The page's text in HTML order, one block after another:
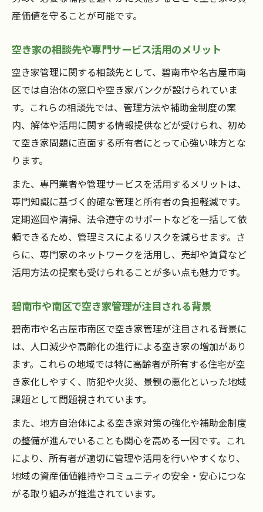
産価値を守ることが可能です。
空き家の相談先や専門サービス活用のメリット
空き家管理に関する相談先として、碧南市や名古屋市南
区では自治体の窓口や空き家バンクが設けられていま
す。これらの相談先では、管理方法や補助金制度の案
内、解体や活用に関する情報提供などが受けられ、初め
て空き家問題に直面する所有者にとって心強い味方とな
ります。
また、専門業者や管理サービスを活用するメリットは、
専門知識に基づく的確な管理と所有者の負担軽減です。
定期巡回や清掃、法令遵守のサポートなどを一括して依
頼できるため、管理ミスによるリスクを減らせます。さ
らに、専門家のネットワークを活用し、売却や賃貸など
活用方法の提案も受けられることが多い点も魅力です。
碧南市や南区で空き家管理が注目される背景
碧南市や名古屋市南区で空き家管理が注目される背景に
は、人口減少や高齢化の進行による空き家の増加があり
ます。これらの地域では特に高齢者が所有する住宅が空
き家化しやすく、防犯や火災、景観の悪化といった地域
課題として問題視されています。
また、地方自治体による空き家対策の強化や補助金制度
の整備が進んでいることも関心を高める一因です。これ
により、所有者が適切に管理や活用を行いやすくなり、
地域の資産価値維持やコミュニティの安全・安心につな
がる取り組みが推進されています。